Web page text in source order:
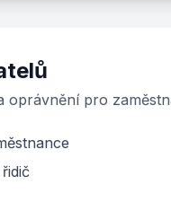
oprávnění pro